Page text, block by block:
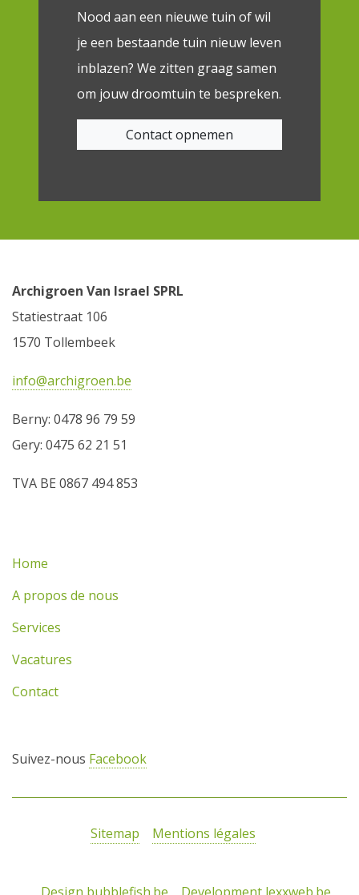
Nood aan een nieuwe tuin of wil
je een bestaande tuin nieuw leven
inblazen? We zitten graag samen
om jouw droomtuin te bespreken.
Contact opnemen
Archigroen Van Israel SPRL
Statiestraat 106
1570 Tollembeek
info@archigroen.be
Berny: 0478 96 79 59
Gery: 0475 62 21 51
TVA ​BE 0867 494 853
Home
A propos de nous
Services
Vacatures
Contact
Suivez-nous Facebook
Sitemap Mentions légales